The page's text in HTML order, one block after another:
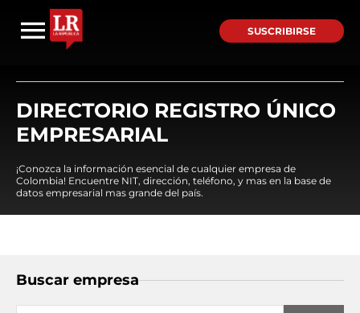
SUSCRIBIRSE
DIRECTORIO REGISTRO ÚNICO
EMPRESARIAL
¡Conozca la información esencial de cualquier empresa de
Colombia! Encuentre NIT, dirección, teléfono, y mas en la base de
datos empresarial mas grande del país.
Buscar empresa